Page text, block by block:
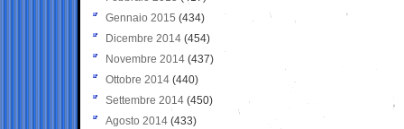
Gennaio 2015 (434)
Dicembre 2014 (454)
Novembre 2014 (437)
Ottobre 2014 (440)
Settembre 2014 (450)
Agosto 2014 (433)